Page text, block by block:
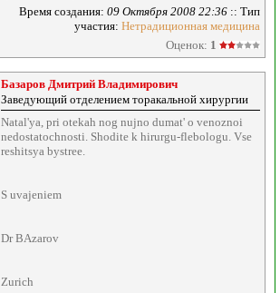
Время создания: 09 Октября 2008 22:36 :: Тип
участия: Нетрадиционная медицина
Оценок: 1
Базаров Дмитрий Владимирович
Заведующий отделением торакальной хирургии
Natal'ya, pri otekah nog nujno dumat' o venoznoi
nedostatochnosti. Shodite k hirurgu-flebologu. Vse
reshitsya bystree.
S uvajeniem
Dr BAzarov
Zurich